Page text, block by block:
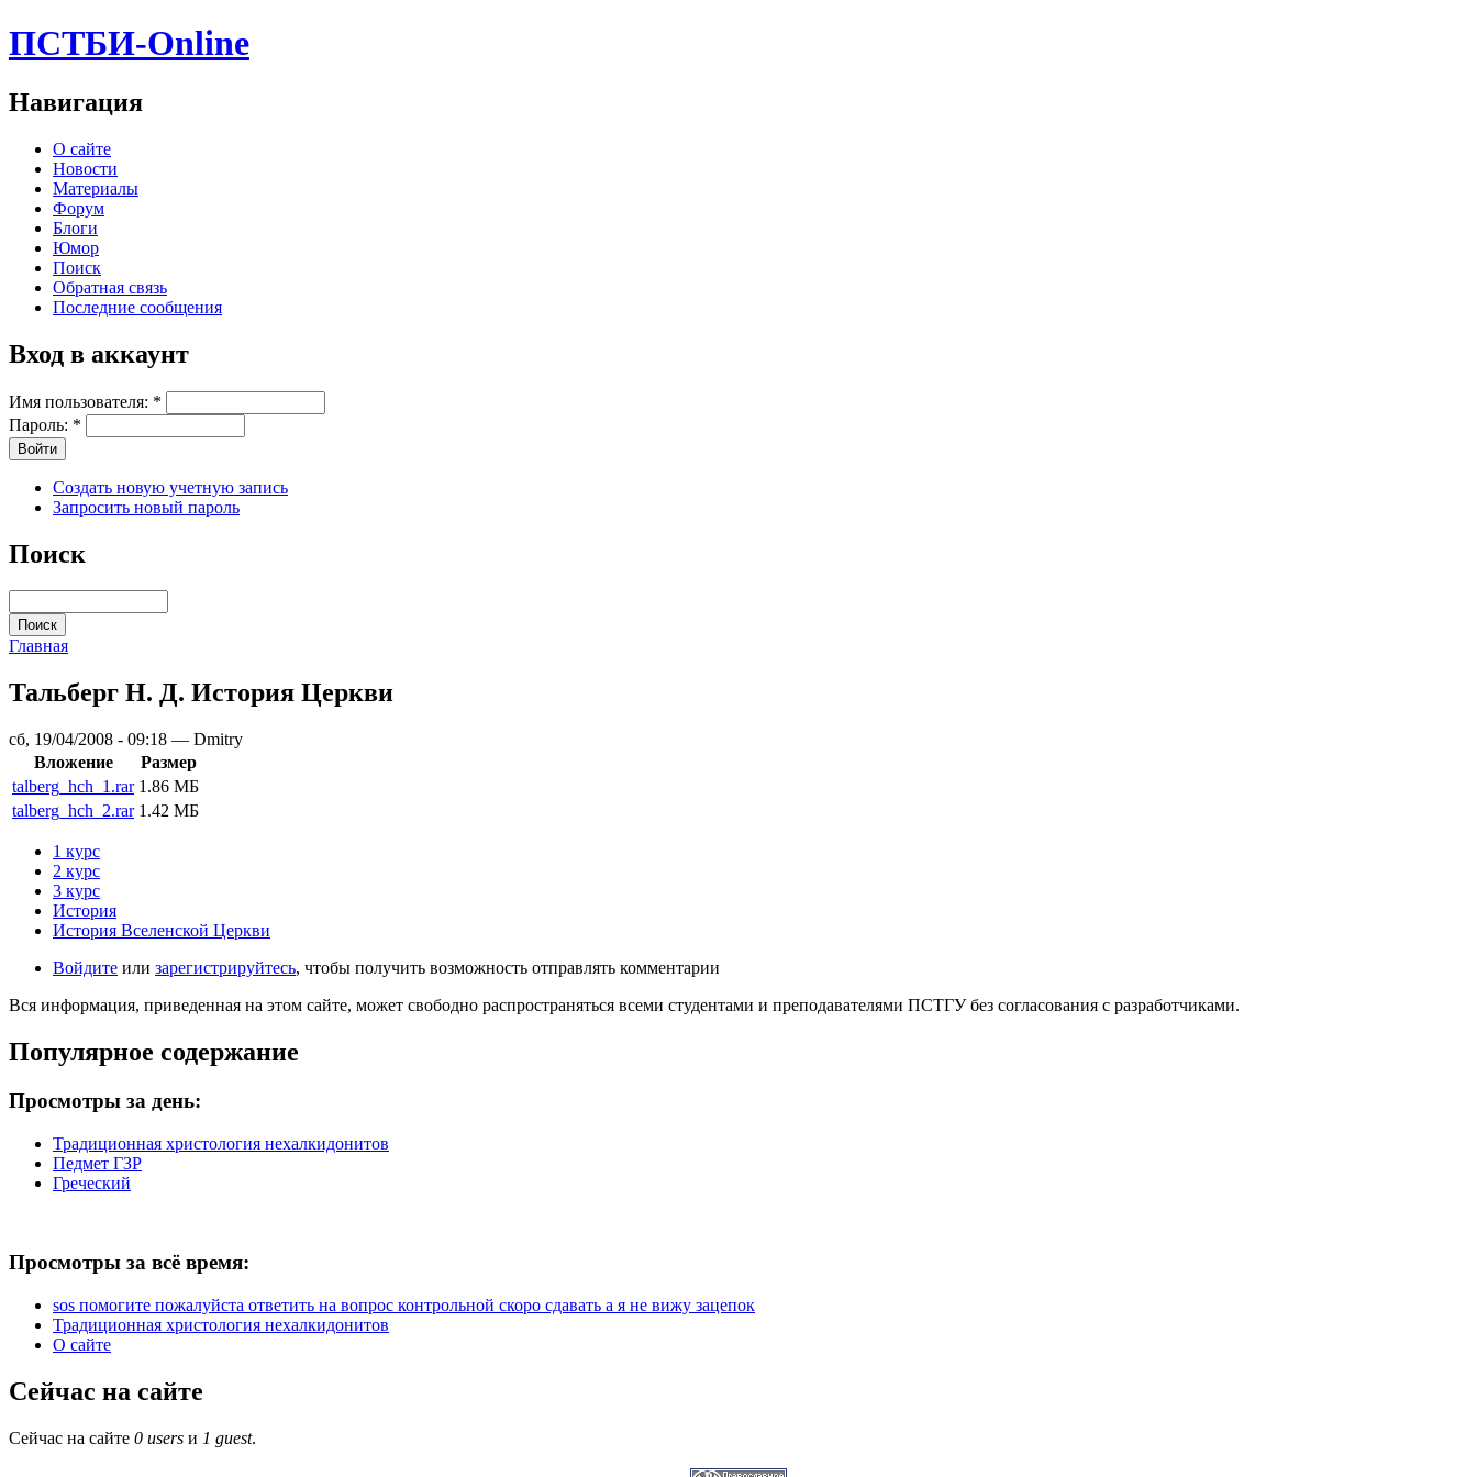
ПСТБИ-Online
Навигация
О сайте
Новости
Материалы
Форум
Блоги
Юмор
Поиск
Обратная связь
Последние сообщения
Вход в аккаунт
Имя пользователя: *
Пароль: *
Создать новую учетную запись
Запросить новый пароль
Поиск
Главная
Тальберг Н. Д. История Церкви
сб, 19/04/2008 - 09:18 — Dmitry
Вложение
Размер
talberg_hch_1.rar 1.86 МБ
talberg_hch_2.rar 1.42 МБ
1 курс
2 курс
3 курс
История
История Вселенской Церкви
Войдите или зарегистрируйтесь, чтобы получить возможность отправлять комментарии
Вся информация, приведенная на этом сайте, может свободно распространяться всеми студентами и преподавателями ПСТГУ без согласования с разработчиками.
Популярное содержание
Просмотры за день:
Традиционная христология нехалкидонитов
Педмет ГЗР
Греческий
Просмотры за всё время:
sos помогите пожалуйста ответить на вопрос контрольной скоро сдавать а я не вижу зацепок
Традиционная христология нехалкидонитов
О сайте
Сейчас на сайте
Сейчас на сайте 0 users и 1 guest.